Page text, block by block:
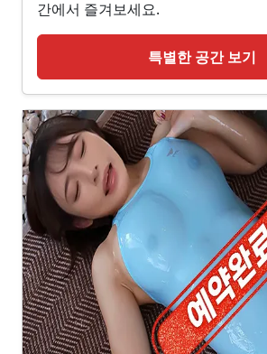
간에서 즐겨보세요.
특별한 공간 보기